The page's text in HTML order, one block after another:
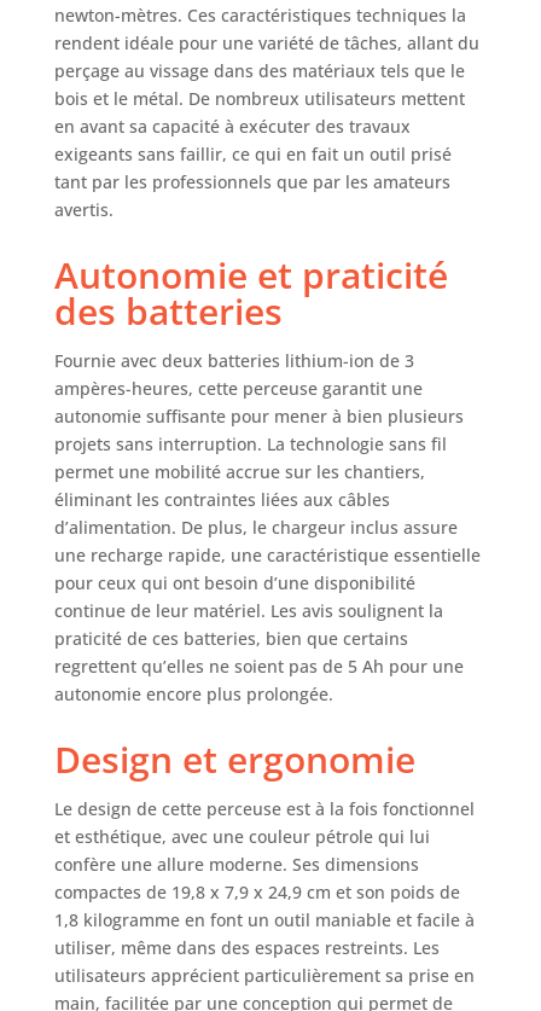
locaux, notamment
en ce qui concerne
l'ajustement, les
catégories d'âge et
la langue du
produit,
l'étiquetage ou les
newton-mètres. Ces caractéristiques techniques la
rendent idéale pour une variété de tâches, allant du
perçage au vissage dans des matériaux tels que le
bois et le métal. De nombreux utilisateurs mettent
en avant sa capacité à exécuter des travaux
exigeants sans faillir, ce qui en fait un outil prisé
tant par les professionnels que par les amateurs
avertis.
Autonomie et praticité
des batteries
Fournie avec deux batteries lithium-ion de 3
ampères-heures, cette perceuse garantit une
autonomie suffisante pour mener à bien plusieurs
projets sans interruption. La technologie sans fil
permet une mobilité accrue sur les chantiers,
éliminant les contraintes liées aux câbles
d’alimentation. De plus, le chargeur inclus assure
une recharge rapide, une caractéristique essentielle
pour ceux qui ont besoin d’une disponibilité
continue de leur matériel. Les avis soulignent la
praticité de ces batteries, bien que certains
regrettent qu’elles ne soient pas de 5 Ah pour une
autonomie encore plus prolongée.
Design et ergonomie
Le design de cette perceuse est à la fois fonctionnel
et esthétique, avec une couleur pétrole qui lui
confère une allure moderne. Ses dimensions
compactes de 19,8 x 7,9 x 24,9 cm et son poids de
1,8 kilogramme en font un outil maniable et facile à
utiliser, même dans des espaces restreints. Les
utilisateurs apprécient particulièrement sa prise en
main, facilitée par une conception qui permet de